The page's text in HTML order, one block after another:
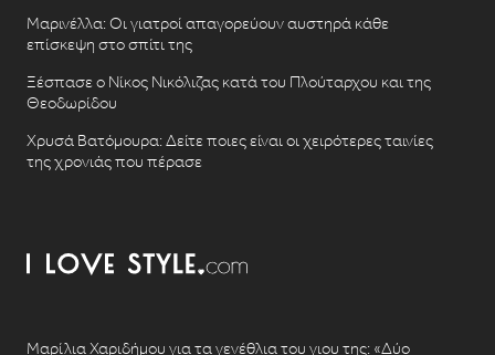
Μαρινέλλα: Οι γιατροί απαγορεύουν αυστηρά κάθε
επίσκεψη στο σπίτι της
Ξέσπασε ο Νίκος Νικόλιζας κατά του Πλούταρχου και της
Θεοδωρίδου
Χρυσά Βατόμουρα: Δείτε ποιες είναι οι χειρότερες ταινίες
της χρονιάς που πέρασε
Μαρίλια Χαριδήμου για τα γενέθλια του γιου της: «Δύο